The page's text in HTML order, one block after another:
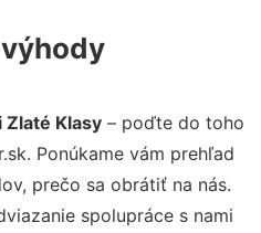
Zlaté Klasy – poďte do toho
Ponúkame vám prehľad
prečo sa obrátiť na nás.
spolupráce s nami